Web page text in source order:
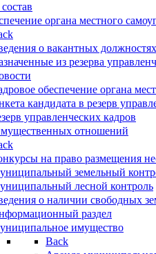
органа местного
о вакантных
из резерва
обеспечение органа
кандидата в резерв
управленческих кадров
отношений
на право размещения
земельный
лесной контроль
о наличии свободных
раздел
имущество
Back